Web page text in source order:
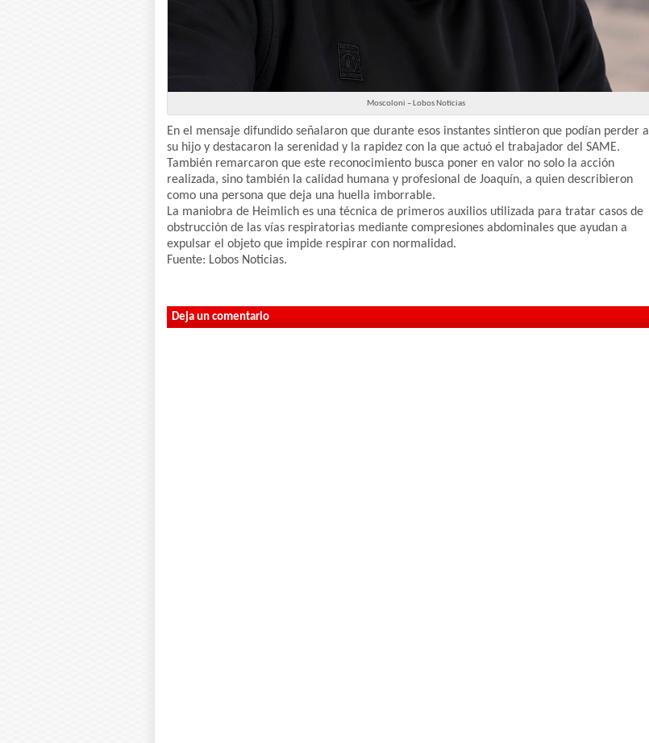
Moscoloni – Lobos Noticias
En el mensaje difundido señalaron que durante esos instantes sintieron que podían perder a
su hijo y destacaron la serenidad y la rapidez con la que actuó el trabajador del SAME.
También remarcaron que este reconocimiento busca poner en valor no solo la acción
realizada, sino también la calidad humana y profesional de Joaquín, a quien describieron
como una persona que deja una huella imborrable.
La maniobra de Heimlich es una técnica de primeros auxilios utilizada para tratar casos de
obstrucción de las vías respiratorias mediante compresiones abdominales que ayudan a
expulsar el objeto que impide respirar con normalidad.
Fuente: Lobos Noticias.
Deja un comentario